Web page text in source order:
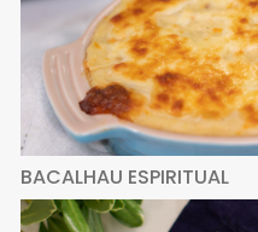
BACALHAU ESPIRITUAL